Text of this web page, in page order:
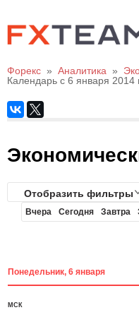
Форекс » Аналитика »
Календарь с 6 января
Отобразить фильтры
Вчера Сегодня Завтра
Понедельник, 6 января
МСК